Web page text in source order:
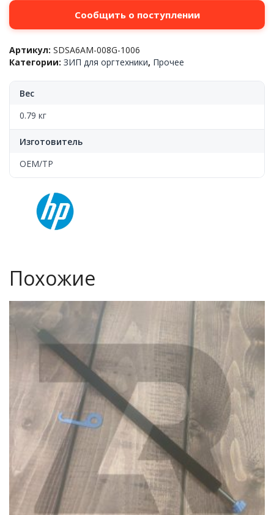
Сообщить о поступлении
Артикул: SDSA6AM-008G-1006
Категории: ЗИП для оргтехники, Прочее
Вес
0.79 кг
Изготовитель
OEM/TP
Похожие